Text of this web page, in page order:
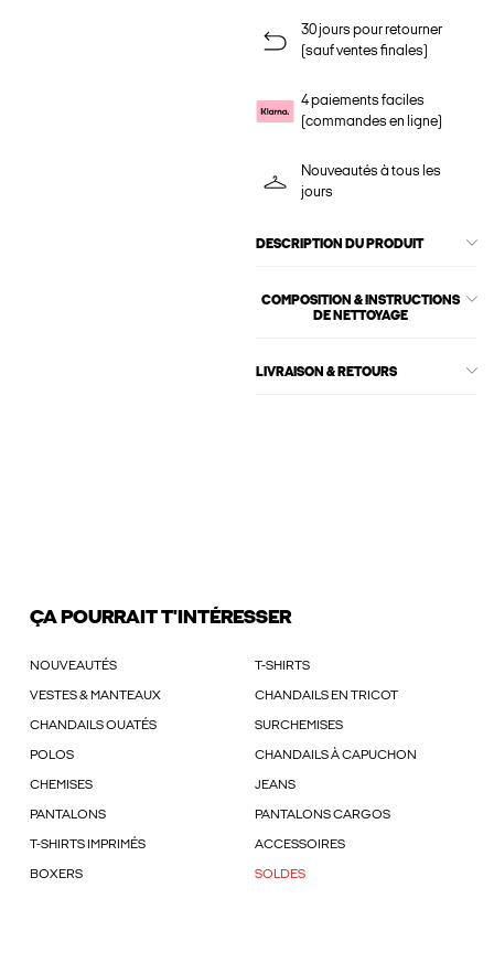
30 jours pour retourner
(sauf ventes finales)
4 paiements faciles
(commandes en ligne)
Nouveautés à tous les
jours
DESCRIPTION DU PRODUIT
COMPOSITION & INSTRUCTIONS
DE NETTOYAGE
LIVRAISON & RETOURS
ÇA POURRAIT T'INTÉRESSER
NOUVEAUTÉS T-SHIRTS
VESTES & MANTEAUX CHANDAILS EN TRICOT
CHANDAILS OUATÉS SURCHEMISES
POLOS CHANDAILS À CAPUCHON
CHEMISES JEANS
PANTALONS PANTALONS CARGOS
T-SHIRTS IMPRIMÉS ACCESSOIRES
BOXERS SOLDES